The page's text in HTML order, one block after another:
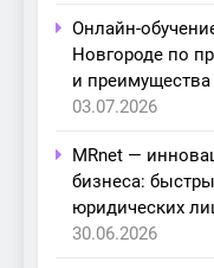
Онлайн-
Новгороде по
и преимущества
03.07.2026
MRnet —
бизнеса:
юридических
30.06.2026